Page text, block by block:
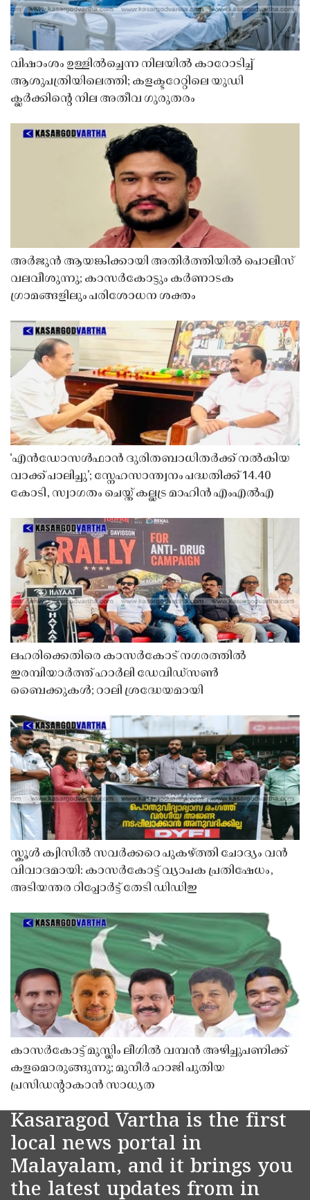
വിഷാംശം ഉള്ളിൽച്ചെന്ന നിലയിൽ കാറോടിച്ച്
ആശുപത്രിയിലെത്തി; കളക്ടറേറ്റിലെ യുഡി
ക്ലർക്കിൻ്റെ നില അതീവ ഗുരുതരം
അർജുൻ ആയങ്കിക്കായി അതിർത്തിയിൽ പൊലീസ്
വലവീശുന്നു; കാസർകോട്ടും കർണാടക
ഗ്രാമങ്ങളിലും പരിശോധന ശക്തം
‘എൻഡോസൾഫാൻ ദുരിതബാധിതർക്ക് നൽകിയ
വാക്ക് പാലിച്ചു’; സ്നേഹസാന്ത്വനം പദ്ധതിക്ക് 14.40
കോടി, സ്വാഗതം ചെയ്ത് കല്ലട്ര മാഹിൻ എംഎൽഎ
ലഹരിക്കെതിരെ കാസർകോട് നഗരത്തിൽ
ഇരമ്പിയാർത്ത് ഹാർലി ഡേവിഡ്‌സൺ
ബൈക്കുകൾ; റാലി ശ്രദ്ധേയമായി
സ്കൂൾ ക്വിസിൽ സവർക്കറെ പുകഴ്ത്തി ചോദ്യം വൻ
വിവാദമായി: കാസർകോട്ട് വ്യാപക പ്രതിഷേധം,
അടിയന്തര റിപ്പോർട്ട് തേടി ഡിഡിഇ
കാസർകോട്ട് മുസ്ലിം ലീഗിൽ വമ്പൻ അഴിച്ചുപണിക്ക്
കളമൊരുങ്ങുന്നു; മുനീർ ഹാജി പുതിയ
പ്രസിഡൻ്റാകാൻ സാധ്യത
Kasaragod Vartha is the first
local news portal in
Malayalam, and it brings you
the latest updates from in